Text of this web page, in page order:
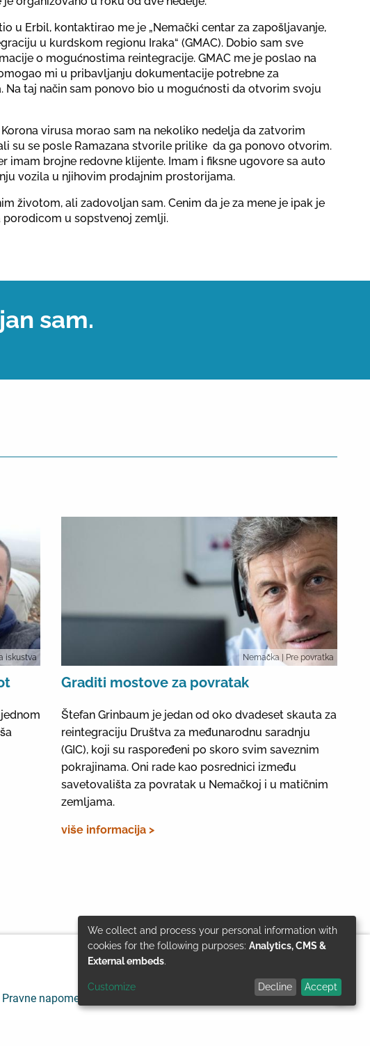
u Erbil, kontaktirao me je „Nemački centar za zapošljavanje,
u kurdskom regionu Iraka“ (GMAC). Dobio sam sve
o mogućnostima reintegracije. GMAC me je poslao na
mi u pribavljanju dokumentacije potrebne za
Na taj način sam ponovo bio u mogućnosti da otvorim svoju
virusa morao sam na nekoliko nedelja da zatvorim
su se posle Ramazana stvorile prilike da ga ponovo otvorim.
imam brojne redovne klijente. Imam i fiksne ugovore sa auto
vozila u njihovim prodajnim prostorijama.
životom, ali zadovoljan sam. Cenim da je za mene je ipak je
porodicom u sopstvenoj zemlji.
sam.
iskustva Nemačka | Pre povratka
Graditi mostove za povratak
Štefan Grinbaum je jedan od oko dvadeset skauta za
reintegraciju Društva za međunarodnu saradnju
(GIC), koji su raspoređeni po skoro svim saveznim
pokrajinama. Oni rade kao posrednici između
savetovališta za povratak u Nemačkoj i u matičnim
zemljama.
više informacija >
Pravne napomene © GIZ 2024
Use
of
personal
We collect and process your personal information with
cookies for the following purposes: Analytics, CMS &
External embeds.
Customize Decline Accept